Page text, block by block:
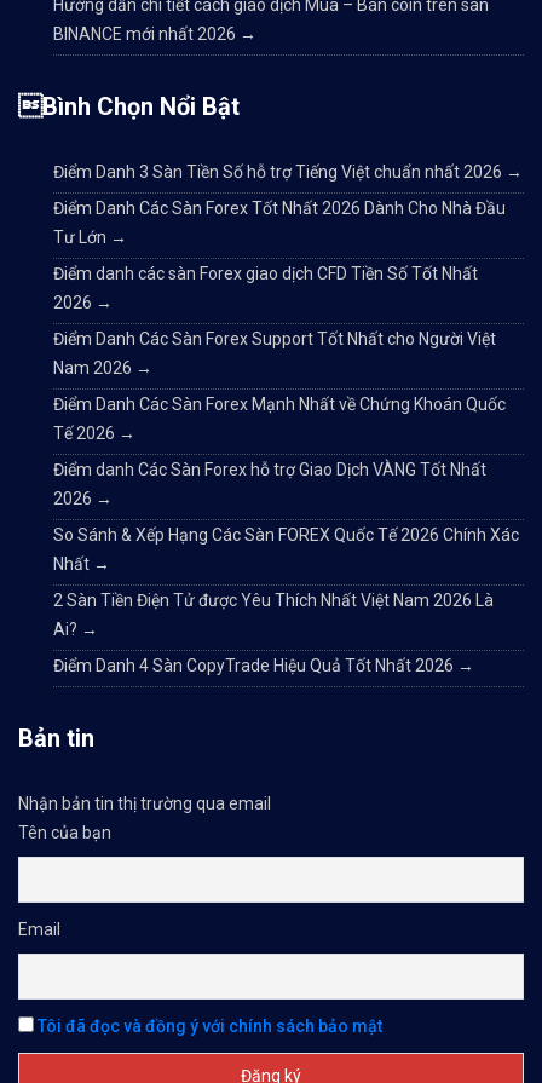
Hướng dẫn chi tiết cách giao dịch Mua – Bán coin trên sàn
BINANCE mới nhất 2026 →
Bình Chọn Nổi Bật
Điểm Danh 3 Sàn Tiền Số hỗ trợ Tiếng Việt chuẩn nhất 2026 →
Điểm Danh Các Sàn Forex Tốt Nhất 2026 Dành Cho Nhà Đầu
Tư Lớn →
Điểm danh các sàn Forex giao dịch CFD Tiền Số Tốt Nhất
2026 →
Điểm Danh Các Sàn Forex Support Tốt Nhất cho Người Việt
Nam 2026 →
Điểm Danh Các Sàn Forex Mạnh Nhất về Chứng Khoán Quốc
Tế 2026 →
Điểm danh Các Sàn Forex hỗ trợ Giao Dịch VÀNG Tốt Nhất
2026 →
So Sánh & Xếp Hạng Các Sàn FOREX Quốc Tế 2026 Chính Xác
Nhất →
2 Sàn Tiền Điện Tử được Yêu Thích Nhất Việt Nam 2026 Là
Ai? →
Điểm Danh 4 Sàn CopyTrade Hiệu Quả Tốt Nhất 2026 →
Bản tin
Nhận bản tin thị trường qua email
Tên của bạn
Email
Tôi đã đọc và đồng ý với chính sách bảo mật